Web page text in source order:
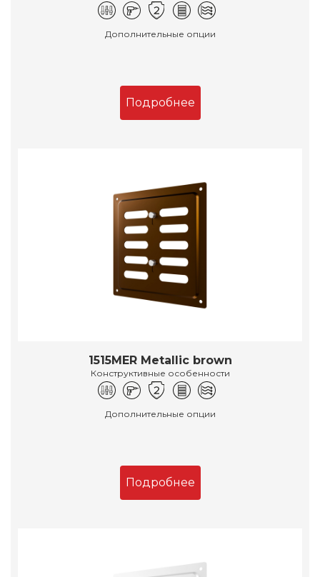
Дополнительные опции
Подробнее
1515MER Metallic brown
Конструктивные особенности
Дополнительные опции
Подробнее